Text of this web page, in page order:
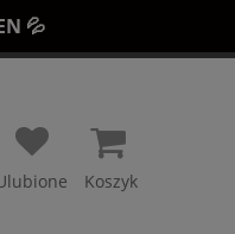
💦
Koszyk